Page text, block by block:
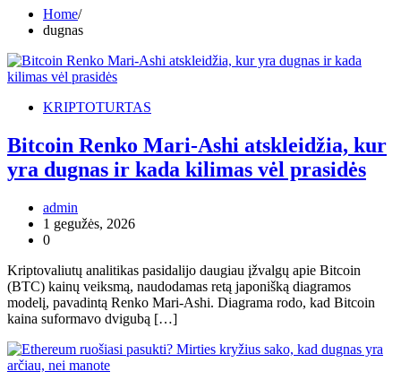
Home
dugnas
KRIPTOTURTAS
Bitcoin Renko Mari-Ashi atskleidžia, kur
yra dugnas ir kada kilimas vėl prasidės
admin
1 gegužės, 2026
0
Kriptovaliutų analitikas pasidalijo daugiau įžvalgų apie Bitcoin
(BTC) kainų veiksmą, naudodamas retą japonišką diagramos
modelį, pavadintą Renko Mari-Ashi. Diagrama rodo, kad Bitcoin
kaina suformavo dvigubą […]